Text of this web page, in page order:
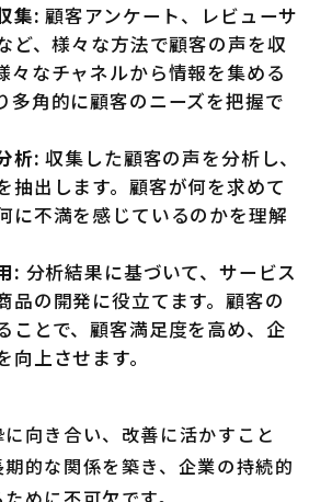
集: 顧客アンケート、レビューサ
ど、様々な方法で顧客の声を収
々なチャネルから情報を集める
多角的に顧客のニーズを把握で
析: 収集した顧客の声を分析し、
抽出します。顧客が何を求めて
に不満を感じているのかを理解
: 分析結果に基づいて、サービス
品の開発に役立てます。顧客の
ことで、顧客満足度を高め、企
向上させます。
向き合い、改善に活かすこと
的な関係を築き、企業の持続的